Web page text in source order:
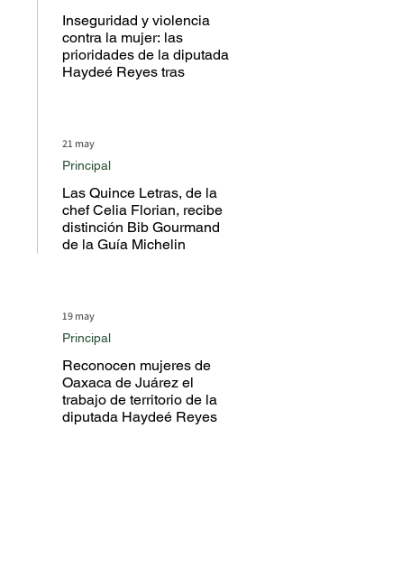
Inseguridad y violencia
contra la mujer: las
prioridades de la diputada
Haydeé Reyes tras
Las Quince Letras, de la
chef Celia Florian, recibe
distinción Bib Gourmand
de la Guía Michelin
Principal
21 may
Reconocen mujeres de
Oaxaca de Juárez el
trabajo de territorio de la
diputada Haydeé Reyes
Principal
19 may